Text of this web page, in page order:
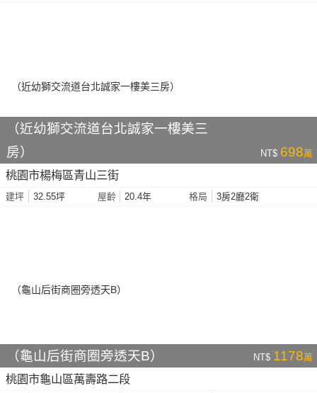
（近幼獅交流道台北誠家一樓美三
房）
NT$ 698萬
桃園市楊梅區青山三街
建坪 32.55坪 屋齡 20.4年 格局 3房2廳2衛
（龜山后街商圈旁透天B） NT$ 1178萬
桃園市龜山區萬壽路二段